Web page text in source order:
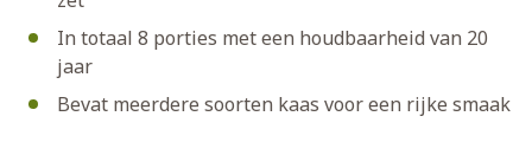
In totaal 8 porties met een houdbaarheid van 20
jaar
Bevat meerdere soorten kaas voor een rijke smaak